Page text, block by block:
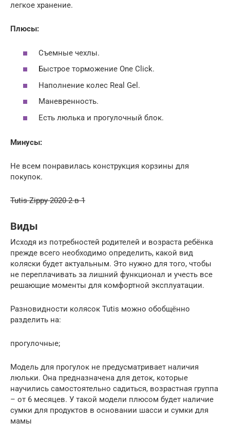
легкое хранение.
Плюсы:
Съемные чехлы.
Быстрое торможение One Click.
Наполнение колес Real Gel.
Маневренность.
Есть люлька и прогулочный блок.
Минусы:
Не всем понравилась конструкция корзины для
покупок.
Tutis Zippy 2020 2 в 1
Виды
Исходя из потребностей родителей и возраста ребёнка
прежде всего необходимо определить, какой вид
коляски будет актуальным. Это нужно для того, чтобы
не переплачивать за лишний функционал и учесть все
решающие моменты для комфортной эксплуатации.
Разновидности колясок Tutis можно обобщённо
разделить на:
прогулочные;
Модель для прогулок не предусматривает наличия
люльки. Она предназначена для деток, которые
научились самостоятельно садиться, возрастная группа
– от 6 месяцев. У такой модели плюсом будет наличие
сумки для продуктов в основании шасси и сумки для
мамы